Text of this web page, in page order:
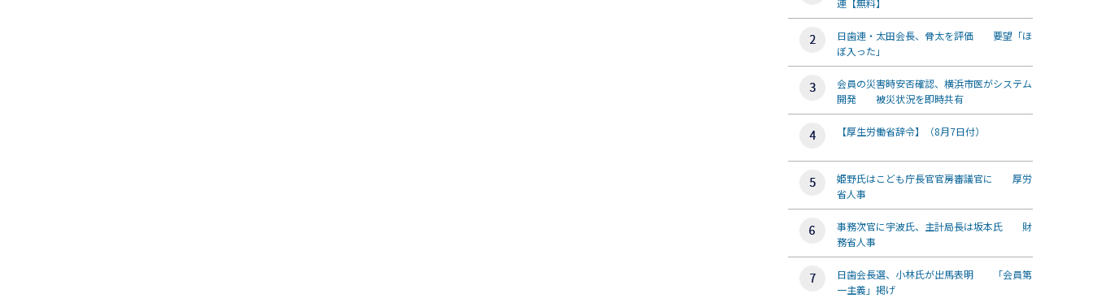
連【無料】
日歯連・太田会長、骨太を評価 要望「ほ
ぼ入った」
会員の災害時安否確認、横浜市医がシステム
開発 被災状況を即時共有
【厚生労働省辞令】（8月7日付）
姫野氏はこども庁長官官房審議官に 厚労
省人事
事務次官に宇波氏、主計局長は坂本氏 財
務省人事
日歯会長選、小林氏が出馬表明 「会員第
一主義」掲げ